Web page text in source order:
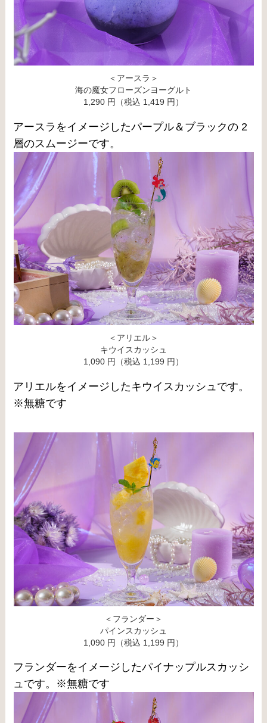
＜アースラ＞
海の魔女フローズンヨーグルト
1,290 円（税込 1,419 円）
アースラをイメージしたパープル＆ブラックの 2
層のスムージーです。
＜アリエル＞
キウイスカッシュ
1,090 円（税込 1,199 円）
アリエルをイメージしたキウイスカッシュです。
※無糖です
＜フランダー＞
パインスカッシュ
1,090 円（税込 1,199 円）
フランダーをイメージしたパイナップルスカッシ
ュです。※無糖です